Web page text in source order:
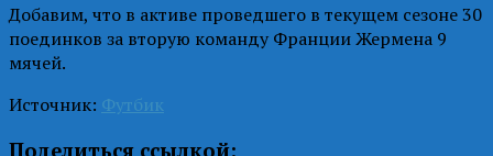
Добавим, что в активе проведшего в текущем сезоне 30
поединков за вторую команду Франции Жермена 9
мячей.
Источник: Футбик
Поделиться ссылкой: